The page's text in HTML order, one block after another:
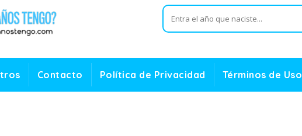
Contacto Política de Privacidad Términos de Uso